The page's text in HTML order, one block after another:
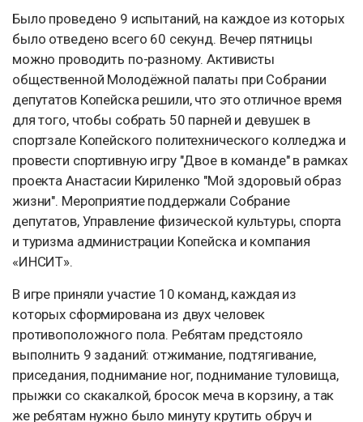
Было проведено 9 испытаний, на каждое из которых
было отведено всего 60 секунд. Вечер пятницы
можно проводить по-разному. Активисты
общественной Молодёжной палаты при Собрании
депутатов Копейска решили, что это отличное время
для того, чтобы собрать 50 парней и девушек в
спортзале Копейского политехнического колледжа и
провести спортивную игру "Двое в команде" в рамках
проекта Анастасии Кириленко "Мой здоровый образ
жизни". Мероприятие поддержали Собрание
депутатов, Управление физической культуры, спорта
и туризма администрации Копейска и компания
«ИНСИТ».
В игре приняли участие 10 команд, каждая из
которых сформирована из двух человек
противоположного пола. Ребятам предстояло
выполнить 9 заданий: отжимание, подтягивание,
приседания, поднимание ног, поднимание туловища,
прыжки со скакалкой, бросок меча в корзину, а так
же ребятам нужно было минуту крутить обруч и